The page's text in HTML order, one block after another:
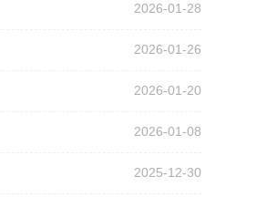
2026-01-28
2026-01-26
2026-01-20
2026-01-08
2025-12-30